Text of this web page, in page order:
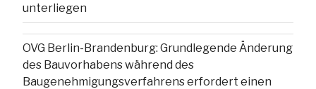
unterliegen
OVG Berlin-Brandenburg: Grundlegende Änderung
des Bauvorhabens während des
Baugenehmigungsverfahrens erfordert einen